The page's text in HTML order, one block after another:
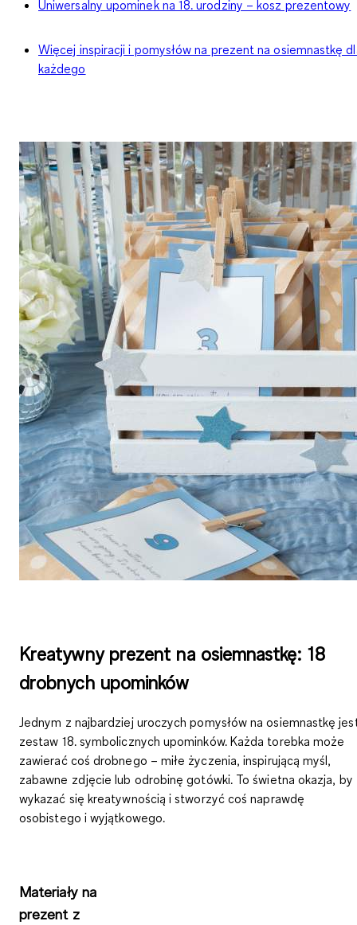
Uniwersalny upominek na 18. urodziny – kosz prezentowy
Więcej inspiracji i pomysłów na prezent na osiemnastkę
każdego
Kreatywny prezent na osiemnastkę: 18
drobnych upominków
Jednym z najbardziej uroczych pomysłów na osiemnastkę
zestaw 18. symbolicznych upominków. Każda torebka może
zawierać cośdrobnego – miłe życzenia, inspirującą myśl,
zabawne zdjęcie lub odrobinę gotówki. To świetna okazja, by
wykazać się kreatywnością i stworzyć coś naprawdę
osobistego i wyjątkowego.
Materiały na
prezent z